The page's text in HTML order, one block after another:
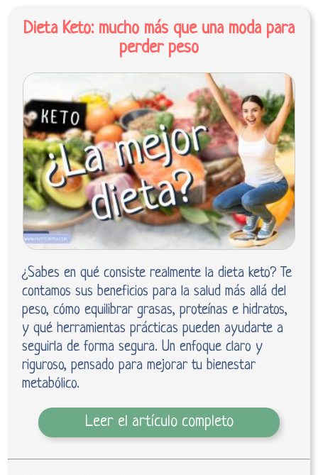
Dieta Keto: mucho más que una moda para
perder peso
¿Sabes en qué consiste realmente la dieta keto? Te
contamos sus beneficios para la salud más allá del
peso, cómo equilibrar grasas, proteínas e hidratos,
y qué herramientas prácticas pueden ayudarte a
seguirla de forma segura. Un enfoque claro y
riguroso, pensado para mejorar tu bienestar
metabólico.
Leer el artículo completo